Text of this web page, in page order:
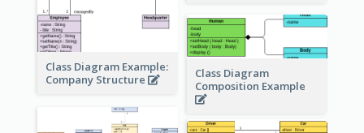
Class Diagram Example:
Company Structure
Class Diagram
Composition Example